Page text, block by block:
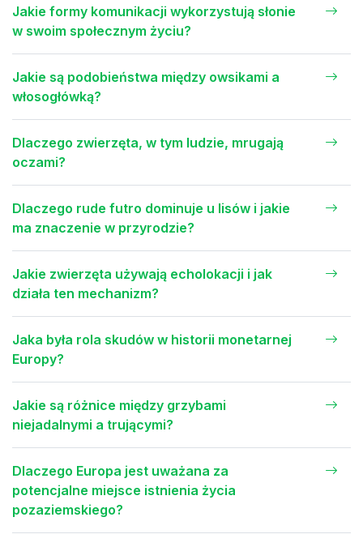
Jakie formy komunikacji wykorzystują słonie
w swoim społecznym życiu?
Jakie są podobieństwa między owsikami a
włosogłówką?
Dlaczego zwierzęta, w tym ludzie, mrugają
oczami?
Dlaczego rude futro dominuje u lisów i jakie
ma znaczenie w przyrodzie?
Jakie zwierzęta używają echolokacji i jak
działa ten mechanizm?
Jaka była rola skudów w historii monetarnej
Europy?
Jakie są różnice między grzybami
niejadalnymi a trującymi?
Dlaczego Europa jest uważana za
potencjalne miejsce istnienia życia
pozaziemskiego?